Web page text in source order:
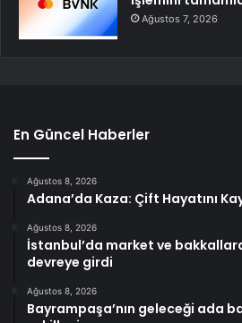
Ağustos 7, 2026
En Güncel Haberler
Ağustos 8, 2026
Adana’da Kaza: Çift Hayatını
Ağustos 8, 2026
İstanbul’da market ve
devreye girdi
Ağustos 8, 2026
Bayrampaşa’nın geleceği ada